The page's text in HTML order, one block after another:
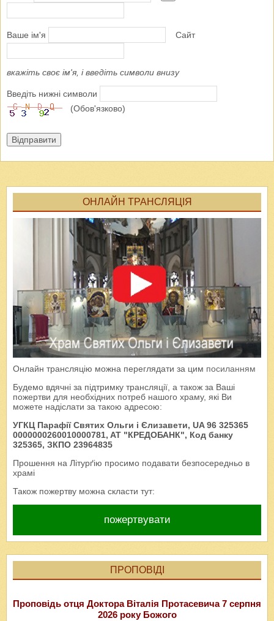
Ваше ім'я Сайт
вкажіть своє ім'я, і введіть символи внизу
Введіть нижні символи
(Обов'язково)
Відправити
ОНЛАЙН ТРАНСЛЯЦІЯ
Онлайн трансляцію можна переглядати за цим посиланням
Будемо вдячні за підтримку трансляції, а також за Ваші
пожертви для необхідних потреб нашого храму, які Ви
можете надіслати за такою адресою:
УГКЦ Парафії Святих Ольги і Єлизавети, UA 96 325365
0000000260010000781, AT "КРЕДОБАНК", Код банку
325365, ЗКПО 23964835
Прошення на Літурґію просимо подавати безпосередньо в
храмі
Також пожертву можна скласти тут:
пожертвувати
ПРОПОВІДІ
Проповідь отця Доктора Віталія Протасевича 7 серпня
2026 року Божого